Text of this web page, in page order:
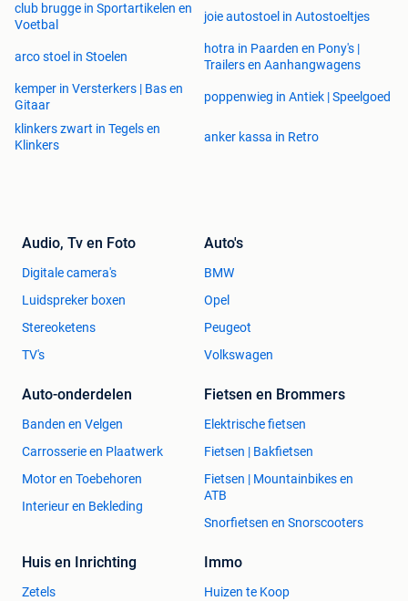
club brugge in Sportartikelen en
Voetbal
joie autostoel in Autostoeltjes
arco stoel in Stoelen
hotra in Paarden en Pony's |
Trailers en Aanhangwagens
kemper in Versterkers | Bas en
Gitaar
poppenwieg in Antiek | Speelgoed
klinkers zwart in Tegels en
Klinkers
anker kassa in Retro
Audio, Tv en Foto
Digitale camera's
Luidspreker boxen
Stereoketens
TV's
Auto's
BMW
Opel
Peugeot
Volkswagen
Auto-onderdelen
Banden en Velgen
Carrosserie en Plaatwerk
Motor en Toebehoren
Interieur en Bekleding
Fietsen en Brommers
Elektrische fietsen
Fietsen | Bakfietsen
Fietsen | Mountainbikes en
ATB
Snorfietsen en Snorscooters
Huis en Inrichting
Zetels
Immo
Huizen te Koop